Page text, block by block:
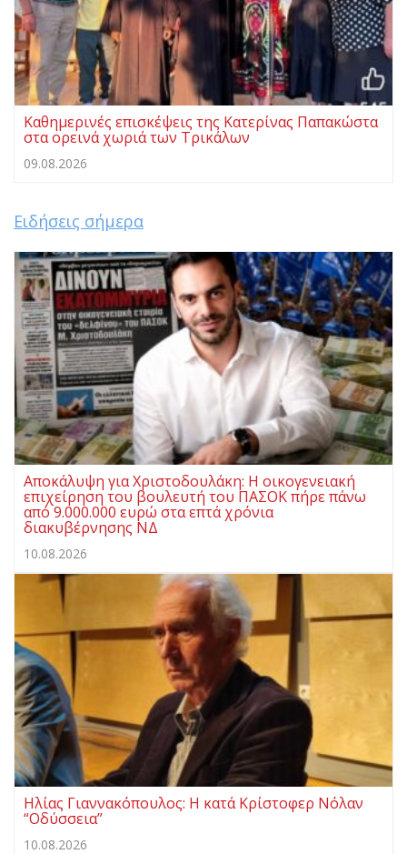
Καθημερινές επισκέψεις της Κατερίνας Παπακώστα
στα ορεινά χωριά των Τρικάλων
09.08.2026
Ειδήσεις σήμερα
Αποκάλυψη για Χριστοδουλάκη: Η οικογενειακή
επιχείρηση του βουλευτή του ΠΑΣΟΚ πήρε πάνω
από 9.000.000 ευρώ στα επτά χρόνια
διακυβέρνησης ΝΔ
10.08.2026
Ηλίας Γιαννακόπουλος: Η κατά Κρίστοφερ Νόλαν
“Oδύσσεια”
10.08.2026